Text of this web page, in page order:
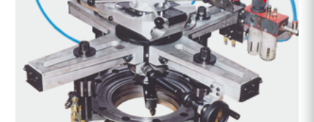
ПРОСМОТР ПРОДУКТОВ